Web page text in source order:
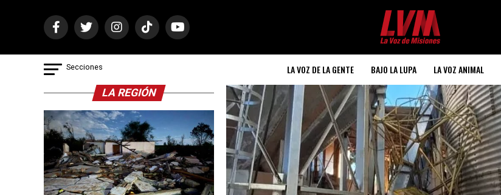
Secciones LA VOZ DE LA GENTE BAJO LA LUPA LA VOZ ANIMAL
LA REGIÓN